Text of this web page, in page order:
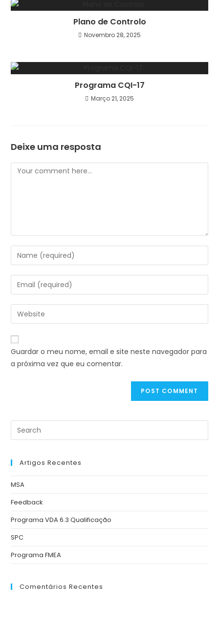
Plano de Controlo
Novembro 28, 2025
Programa CQI-17
Março 21, 2025
Deixe uma resposta
Guardar o meu nome, email e site neste navegador para
a próxima vez que eu comentar.
Artigos Recentes
MSA
Feedback
Programa VDA 6.3 Qualificação
SPC
Programa FMEA
Comentários Recentes